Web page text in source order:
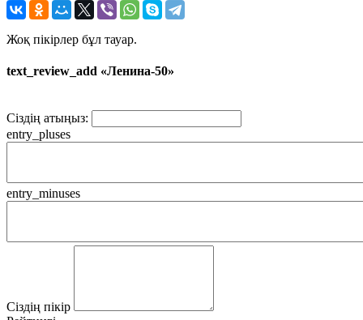
Жоқ пікірлер бұл тауар.
text_review_add «Ленина-50»
Сіздің атыңыз:
entry_pluses
entry_minuses
Сіздің пікір